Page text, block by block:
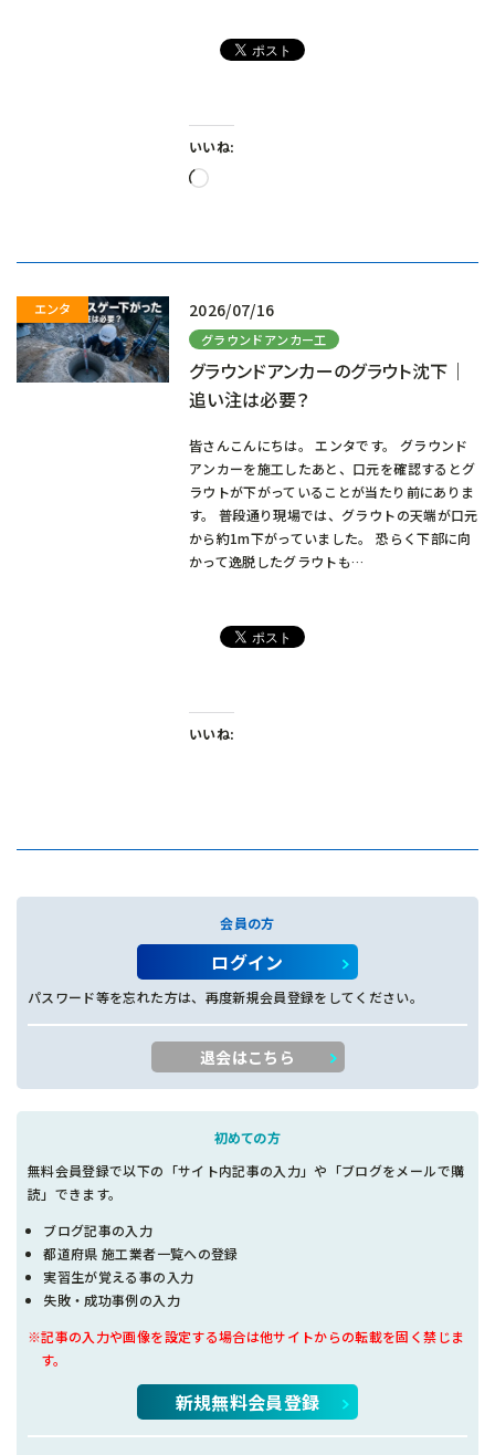
いいね:
読
2026/07/16
グラウンドアンカー工
グラウンドアンカーのグラウト沈下｜
追い注は必要？
皆さんこんにちは。 エンタです。 グラウンド
アンカーを施工したあと、口元を確認するとグ
ラウトが下がっていることが当たり前にありま
す。 普段通り現場では、グラウトの天端が口元
から約1m下がっていました。 恐らく下部に向
かって逸脱したグラウトも…
いいね:
会員の方
ログイン
パスワード等を忘れた方は、再度新規会員登録をしてください。
退会はこちら
初めての方
無料会員登録で以下の「サイト内記事の入力」や「ブログをメールで購
読」できます。
ブログ記事の入力
都道府県 施工業者一覧への登録
実習生が覚える事の入力
失敗・成功事例の入力
※記事の入力や画像を設定する場合は他サイトからの転載を固く禁じま
す。
新規無料会員登録